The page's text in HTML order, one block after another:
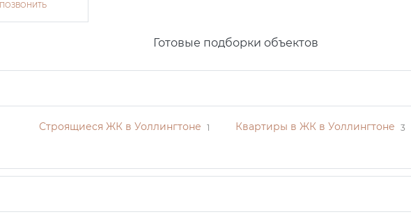
ПОЗВОНИТЬ
Готовые подборки объектов
Строящиеся ЖК в Уоллингтоне 1 Квартиры в ЖК в Уоллингтоне 3